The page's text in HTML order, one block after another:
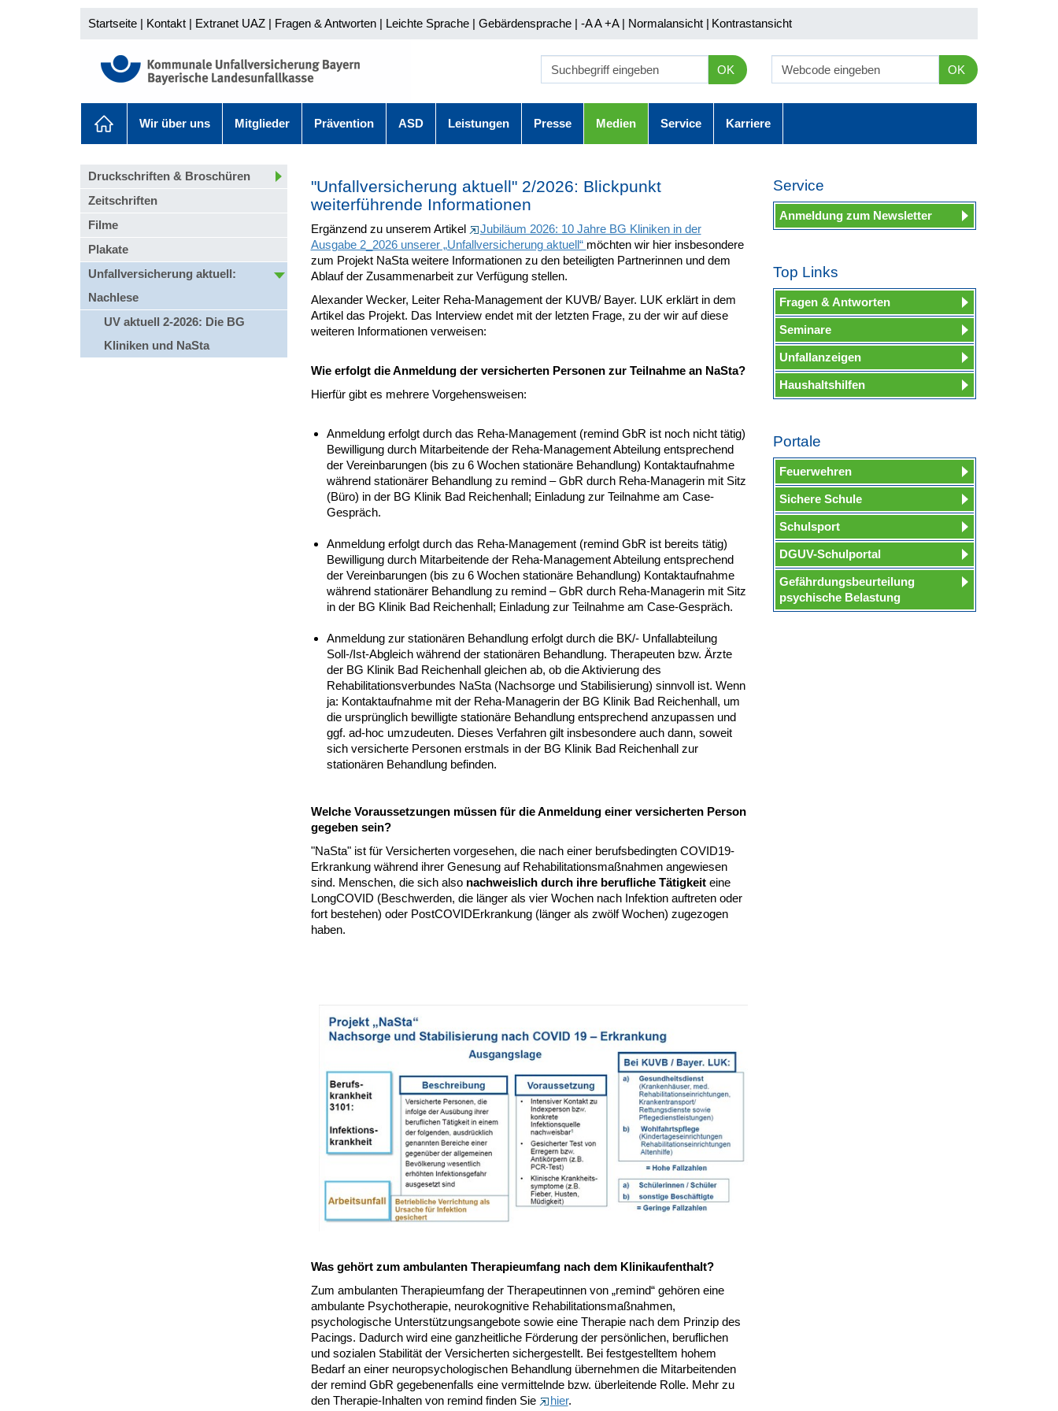
Startseite | Kontakt | Extranet UAZ | Fragen & Antworten | Leichte Sprache | Gebärdensprache | -A A+A | Normalansicht | Kontrastansicht
OK OK
Wir über uns Mitglieder Prävention ASD Leistungen Presse Medien Service Karriere
Druckschriften & Broschüren
Zeitschriften
Filme
Plakate
Unfallversicherung aktuell:
Nachlese
UV aktuell 2-2026: Die BG
Kliniken und NaSta
"Unfallversicherung aktuell" 2/2026: Blickpunkt
weiterführende Informationen
Ergänzend zu unserem Artikel
Jubiläum 2026: 10 Jahre BG Kliniken in der
Ausgabe 2_2026 unserer „Unfallversicherung aktuell“ möchten wir hier insbesondere
zum Projekt NaSta weitere Informationen zu den beteiligten Partnerinnen und dem
Ablauf der Zusammenarbeit zur Verfügung stellen.
Alexander Wecker, Leiter Reha-Management der KUVB/ Bayer. LUK erklärt in dem
Artikel das Projekt. Das Interview endet mit der letzten Frage, zu der wir auf diese
weiteren Informationen verweisen:
Wie erfolgt die Anmeldung der versicherten Personen zur Teilnahme an NaSta?
Hierfür gibt es mehrere Vorgehensweisen:
Anmeldung erfolgt durch das Reha-Management (remind GbR ist noch nicht tätig)
Bewilligung durch Mitarbeitende der Reha-Management Abteilung entsprechend
der Vereinbarungen (bis zu 6 Wochen stationäre Behandlung) Kontaktaufnahme
während stationärer Behandlung zu remind – GbR durch Reha-Managerin mit Sitz
(Büro) in der BG Klinik Bad Reichenhall; Einladung zur Teilnahme am Case-
Gespräch.
Anmeldung erfolgt durch das Reha-Management (remind GbR ist bereits tätig)
Bewilligung durch Mitarbeitende der Reha-Management Abteilung entsprechend
der Vereinbarungen (bis zu 6 Wochen stationäre Behandlung) Kontaktaufnahme
während stationärer Behandlung zu remind – GbR durch Reha-Managerin mit Sitz
in der BG Klinik Bad Reichenhall; Einladung zur Teilnahme am Case-Gespräch.
Anmeldung zur stationären Behandlung erfolgt durch die BK/- Unfallabteilung
Soll-/Ist-Abgleich während der stationären Behandlung. Therapeuten bzw. Ärzte
der BG Klinik Bad Reichenhall gleichen ab, ob die Aktivierung des
Rehabilitationsverbundes NaSta (Nachsorge und Stabilisierung) sinnvoll ist. Wenn
ja: Kontaktaufnahme mit der Reha-Managerin der BG Klinik Bad Reichenhall, um
die ursprünglich bewilligte stationäre Behandlung entsprechend anzupassen und
ggf. ad-hoc umzudeuten. Dieses Verfahren gilt insbesondere auch dann, soweit
sich versicherte Personen erstmals in der BG Klinik Bad Reichenhall zur
stationären Behandlung befinden.
Welche Voraussetzungen müssen für die Anmeldung einer versicherten Person
gegeben sein?
"NaSta" ist für Versicherten vorgesehen, die nach einer berufsbedingten COVID19-
Erkrankung während ihrer Genesung auf Rehabilitationsmaßnahmen angewiesen
sind. Menschen, die sich also nachweislich durch ihre berufliche Tätigkeiteine
LongCOVID (Beschwerden, die länger als vier Wochen nach Infektion auftreten oder
fort bestehen) oder PostCOVIDErkrankung (länger als zwölf Wochen) zugezogen
haben.
Was gehört zum ambulanten Therapieumfang nach dem Klinikaufenthalt?
Zum ambulanten Therapieumfang der Therapeutinnen von „remind“ gehören eine
ambulante Psychotherapie, neurokognitive Rehabilitationsmaßnahmen,
psychologische Unterstützungsangebote sowie eine Therapie nach dem Prinzip des
Pacings. Dadurch wird eine ganzheitliche Förderung der persönlichen, beruflichen
und sozialen Stabilität der Versicherten sichergestellt. Bei festgestelltem hohem
Bedarf an einer neuropsychologischen Behandlung übernehmen die Mitarbeitenden
der remind GbR gegebenenfalls eine vermittelnde bzw. überleitende Rolle. Mehr zu
den Therapie-Inhalten von remind finden Sie
hier.
Service
Anmeldung zum Newsletter
Top Links
Fragen & Antworten
Seminare
Unfallanzeigen
Haushaltshilfen
Portale
Feuerwehren
Sichere Schule
Schulsport
DGUV-Schulportal
Gefährdungsbeurteilung
psychische Belastung